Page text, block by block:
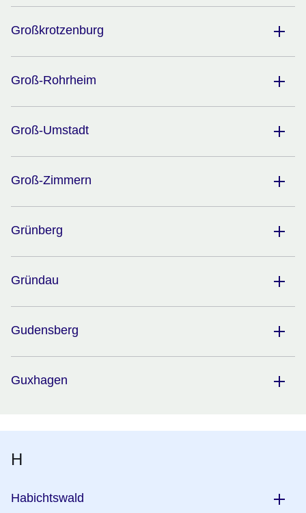
Großkrotzenburg
Groß-Rohrheim
Groß-Umstadt
Groß-Zimmern
Grünberg
Gründau
Gudensberg
Guxhagen
H
Habichtswald